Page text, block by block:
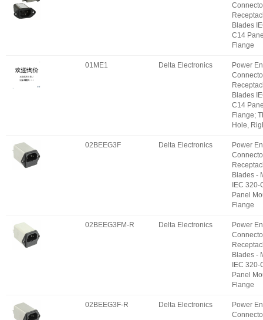
Blades
C14
Flange
01ME1 Delta Electronics
Power
Blades
C14
Flange;
Hole,
02BEEG3F Delta Electronics
Power
Blades -
IEC 320-
Panel
Flange
02BEEG3FM-R Delta Electronics
Power
Blades -
IEC 320-
Panel
Flange
02BEEG3F-R Delta Electronics
Power